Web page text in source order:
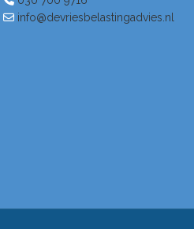
info@devriesbelastingadvies.nl